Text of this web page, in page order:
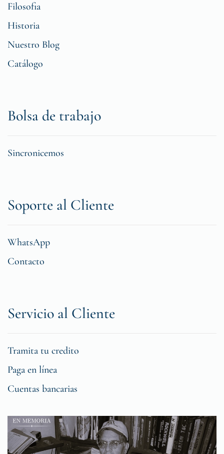
Filosofia
Historia
Nuestro Blog
Catálogo
Bolsa de trabajo
Sincronicemos
Soporte al Cliente
WhatsApp
Contacto
Servicio al Cliente
Tramita tu credito
Paga en línea
Cuentas bancarias